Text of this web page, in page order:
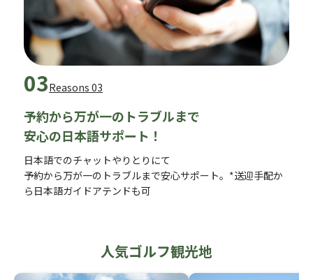
03Reasons 03
予約から万が一のトラブルまで
安心の日本語サポート！
日本語でのチャットやりとりにて
予約から万が一のトラブルまで安心サポート。*送迎手配か
ら日本語ガイドアテンドも可
人気ゴルフ観光地